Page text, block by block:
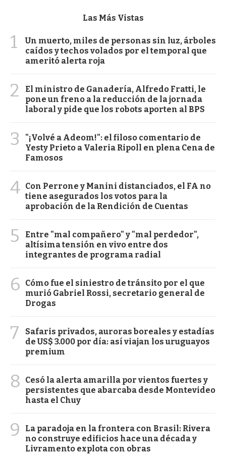
Las Más Vistas
1
Un muerto, miles de personas sin luz, árboles
caídos y techos volados por el temporal que
ameritó alerta roja
2
El ministro de Ganadería, Alfredo Fratti, le
pone un freno a la reducción de la jornada
laboral y pide que los robots aporten al BPS
3
"¡Volvé a Adeom!": el filoso comentario de
Yesty Prieto a Valeria Ripoll en plena Cena de
Famosos
4 Con Perrone y Manini distanciados, el FA no
tiene asegurados los votos para la
aprobación de la Rendición de Cuentas
5
Entre "mal compañero" y "mal perdedor",
altísima tensión en vivo entre dos
integrantes de programa radial
6
Cómo fue el siniestro de tránsito por el que
murió Gabriel Rossi, secretario general de
Drogas
7
Safaris privados, auroras boreales y estadías
de US$ 3.000 por día: así viajan los uruguayos
premium
8
Cesó la alerta amarilla por vientos fuertes y
persistentes que abarcaba desde Montevideo
hasta el Chuy
9
La paradoja en la frontera con Brasil: Rivera
no construye edificios hace una década y
Livramento explota con obras